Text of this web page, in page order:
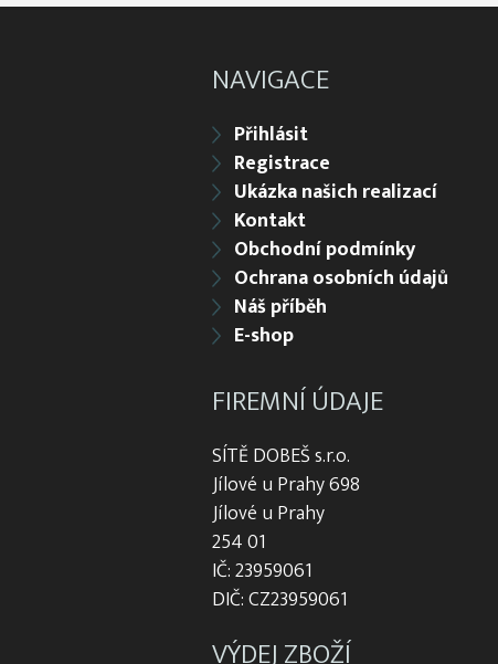
NAVIGACE
Přihlásit
Registrace
Ukázka našich realizací
Kontakt
Obchodní podmínky
Ochrana osobních údajů
Náš příběh
E-shop
FIREMNÍ ÚDAJE
SÍTĚ DOBEŠ s.r.o.
Jílové u Prahy 698
Jílové u Prahy
254 01
IČ: 23959061
DIČ: CZ23959061
VÝDEJ ZBOŽÍ